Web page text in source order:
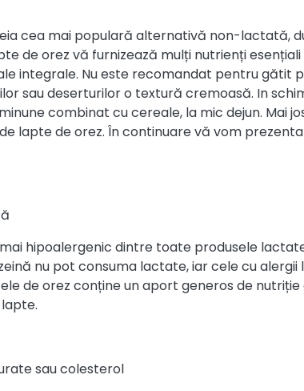
cea mai populară alternativă non-lactată,
de orez vă furnizează mulți nutrienți
integrale. Nu este recomandat pentru gătit
sau deserturilor o textură cremoasă. In
combinat cu cereale, la mic dejun. Mai
lapte de orez. În continuare vă vom
hipoalergenic dintre toate produsele
nu pot consuma lactate, iar cele cu alergii
de orez conține un aport generos de
sau colesterol